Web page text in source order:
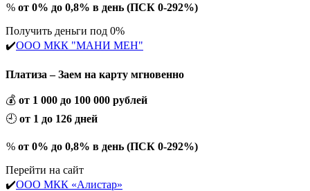
% от 0% до 0,8% в день (ПСК 0-292%)
Получить деньги под 0%
✔️ООО МКК "МАНИ МЕН"
Платиза – Заем на карту мгновенно
💰 от 1 000 до 100 000 рублей
🕘 от 1 до 126 дней
% от 0% до 0,8% в день (ПСК 0-292%)
Перейти на сайт
✔️ООО МКК «Алистар»